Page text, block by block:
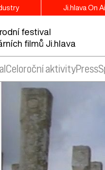
Ji.hlava On
festival
filmů Ji.hlava
Celoroční aktivityPress